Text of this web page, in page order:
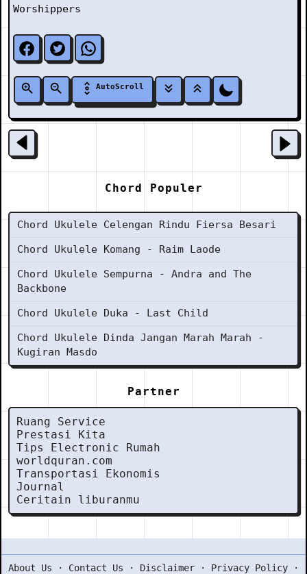
Worshippers
AutoScroll
Chord Populer
Chord Ukulele Celengan Rindu Fiersa Besari
Chord Ukulele Komang - Raim Laode
Chord Ukulele Sempurna - Andra and The
Backbone
Chord Ukulele Duka - Last Child
Chord Ukulele Dinda Jangan Marah Marah -
Kugiran Masdo
Partner
Ruang Service
Prestasi Kita
Tips Electronic Rumah
worldquran.com
Transportasi Ekonomis
Journal
Ceritain liburanmu
About Us · Contact Us · Disclaimer · Privacy Policy ·